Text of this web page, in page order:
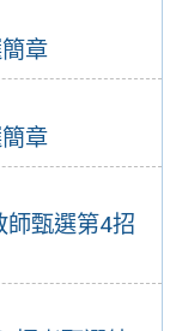
章
章
甄選第4招